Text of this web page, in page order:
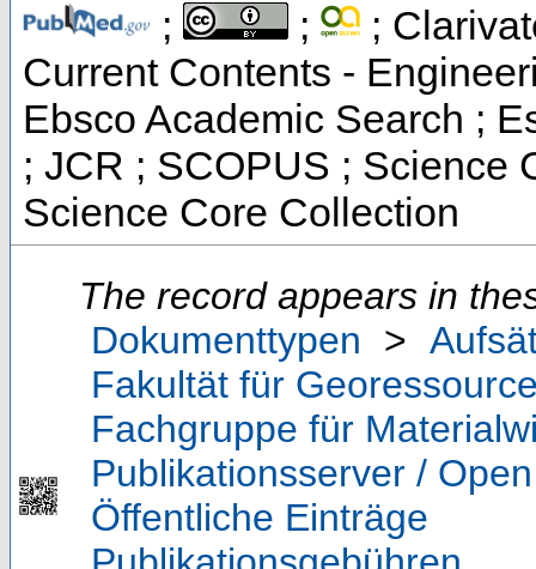
;
;
;
Current Contents -
Ebsco Academic Search ;
; JCR ; SCOPUS ; Science
Science Core Collection
The record appears in
Dokumenttypen
>
Fakultät für
Fachgruppe für
Publikationsserver /
Öffentliche Einträge